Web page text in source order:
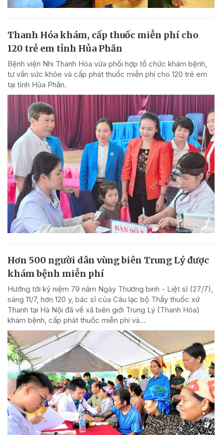
Thanh Hóa khám, cấp thuốc miễn phí cho
120 trẻ em tỉnh Hủa Phăn
Bệnh viện Nhi Thanh Hóa vừa phối hợp tổ chức khám bệnh,
tư vấn sức khỏe và cấp phát thuốc miễn phí cho 120 trẻ em
tại tỉnh Hủa Phăn.
Hơn 500 người dân vùng biên Trung Lý được
khám bệnh miễn phí
Hướng tới kỷ niệm 79 năm Ngày Thương binh - Liệt sĩ (27/7),
sáng 11/7, hơn 120 y, bác sĩ của Câu lạc bộ Thầy thuốc xứ
Thanh tại Hà Nội đã về xã biên giới Trung Lý (Thanh Hóa)
khám bệnh, cấp phát thuốc miễn phí và...